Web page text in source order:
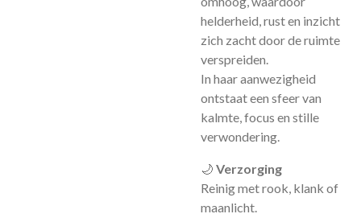
helderheid, rust en inzicht
zich zacht door de ruimte
verspreiden.
In haar aanwezigheid
ontstaat een sfeer van
kalmte, focus en stille
verwondering.
🌙 Verzorging
Reinig met rook, klank of
maanlicht.